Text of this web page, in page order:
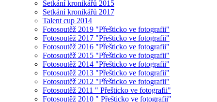
Setkání kronikářů 2015
Setkání kronikářů 2017
Talent cup 2014
Fotosoutěž 2019 "Přešticko ve fotografii"
Fotosoutěž 2017 "Přešticko ve fotografii"
Fotosoutěž 2016 "Přešticko ve fotografii"
Fotosoutěž 2015 "Přešticko ve fotografii"
Fotosoutěž 2014 "Přešticko ve fotografii"
Fotosoutěž 2013 "Přešticko ve fotografii"
Fotosoutěž 2012 "Přešticko ve fotografii"
Fotosoutěž 2011 " Přešticko ve fotografii"
Fotosoutěž 2010 " Přešticko ve fotografii"